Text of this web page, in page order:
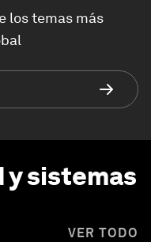
los temas más
y sistemas
VER TODO